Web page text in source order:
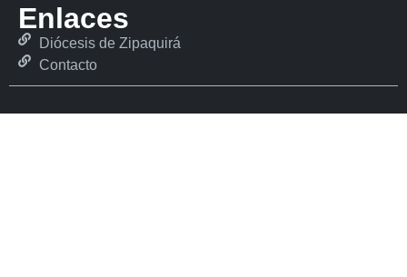
Enlaces
Diócesis de Zipaquirá
Contacto